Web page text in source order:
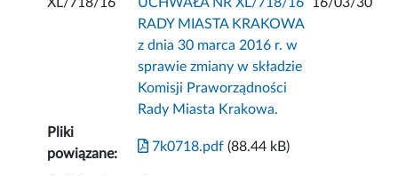
RADY MIASTA KRAKOWA
z dnia 30 marca 2016 r. w
sprawie zmiany w składzie
Komisji Praworządności
Rady Miasta Krakowa.
Pliki
powiązane:
7k0718.pdf (88.44 kB)